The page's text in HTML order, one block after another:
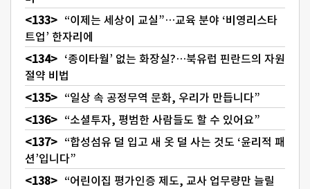
“이제는 세상이 교실”…교육 분야 ‘비영리스타
트업’ 한자리에
‘종이타월’ 없는 화장실?…북유럽 핀란드의 자원
절약 비법
“일상 속 공정무역 문화, 우리가 만듭니다”
“소셜투자, 평범한 사람들도 할 수 있어요”
“합성섬유 덜 입고 새 옷 덜 사는 것도 ‘윤리적 패
션’입니다”
“어린이집 평가인증 제도, 교사 업무량만 늘릴